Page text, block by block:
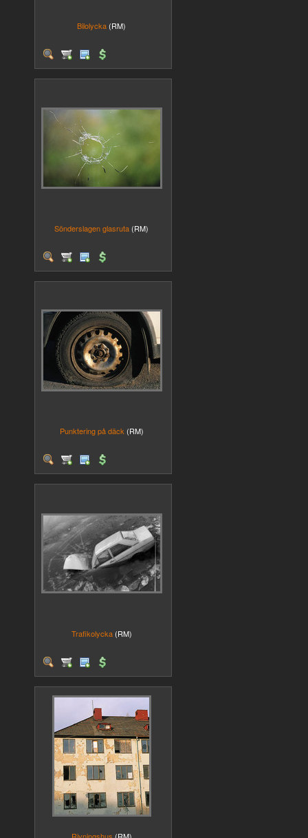
Bilolycka (RM)
Sönderslagen glasruta (RM)
Punktering på däck (RM)
Trafikolycka (RM)